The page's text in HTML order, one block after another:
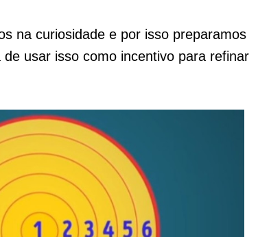
na curiosidade e por isso preparamos
de usar isso como incentivo para refinar